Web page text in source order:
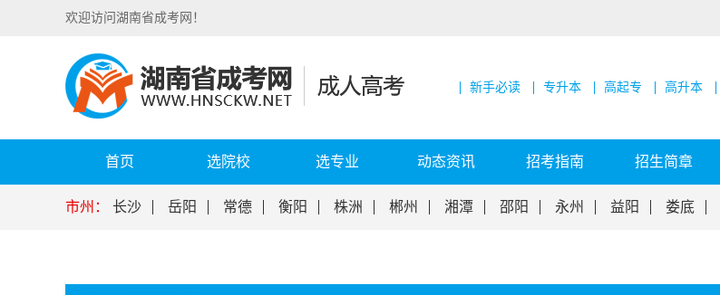
欢迎访问湖南省成考网！
新手必读 专升本 高起专 高升本
首页 选院校 选专业 动态资讯 招考指南 招生简章
市州： 长沙 岳阳 常德 衡阳 株洲 郴州 湘潭 邵阳 永州 益阳 娄底